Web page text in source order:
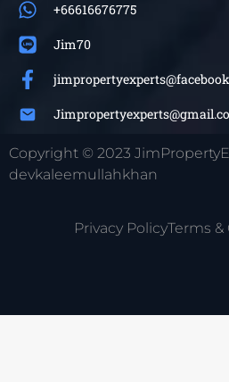
+66616676775
Jim70
Copyright © 2023
devkaleemullahkhan
Privacy PolicyTerms